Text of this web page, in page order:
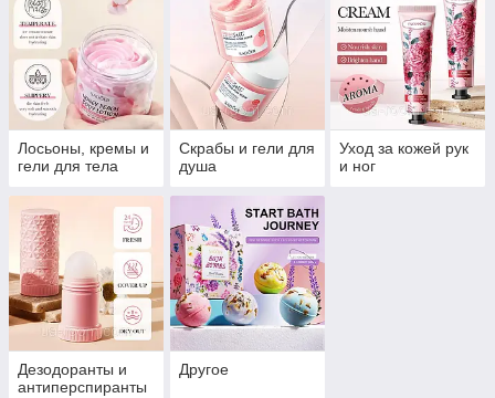
Лосьоны, кремы и
гели для тела
Скрабы и гели для
душа
Уход за кожей рук
и ног
Дезодоранты и
антиперспиранты
Другое